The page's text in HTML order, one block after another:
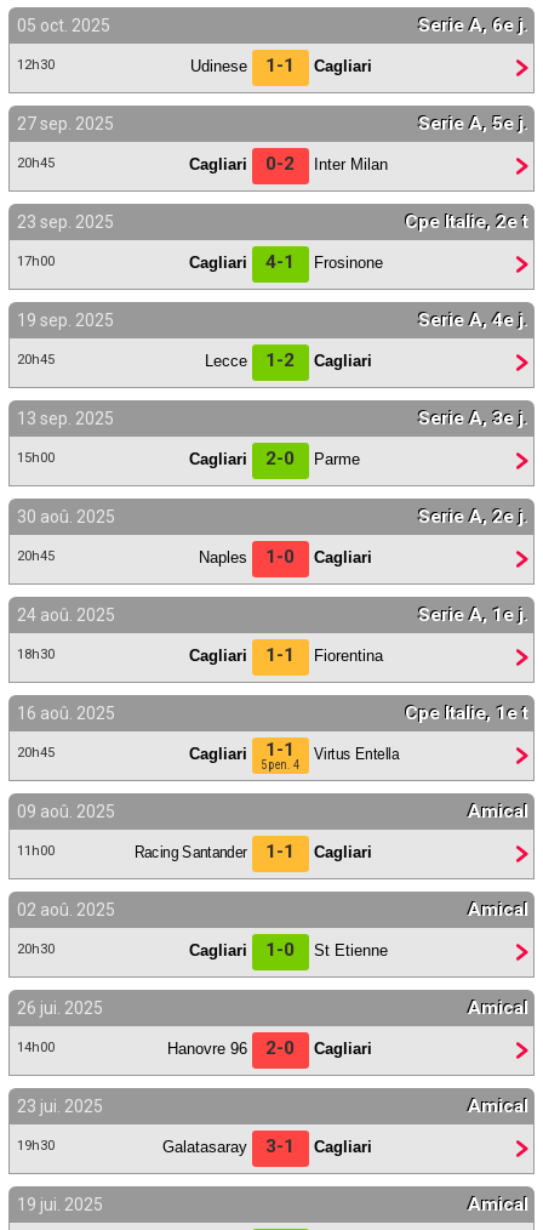
05 oct. 2025 Serie A, 6e j.
12h30 Udinese 1-1 Cagliari
27 sep. 2025 Serie A, 5e j.
20h45 Cagliari 0-2 Inter Milan
23 sep. 2025 Cpe Italie, 2e t
17h00 Cagliari 4-1 Frosinone
19 sep. 2025 Serie A, 4e j.
20h45 Lecce 1-2 Cagliari
13 sep. 2025 Serie A, 3e j.
15h00 Cagliari 2-0 Parme
30 aoû. 2025 Serie A, 2e j.
20h45 Naples 1-0 Cagliari
24 aoû. 2025 Serie A, 1e j.
18h30 Cagliari 1-1 Fiorentina
16 aoû. 2025 Cpe Italie, 1e t
20h45 Cagliari 1-1
5 pen. 4
Virtus Entella
09 aoû. 2025 Amical
11h00 Racing Santander 1-1 Cagliari
02 aoû. 2025 Amical
20h30 Cagliari 1-0 St Etienne
26 jui. 2025 Amical
14h00 Hanovre 96 2-0 Cagliari
23 jui. 2025 Amical
19h30 Galatasaray 3-1 Cagliari
19 jui. 2025 Amical